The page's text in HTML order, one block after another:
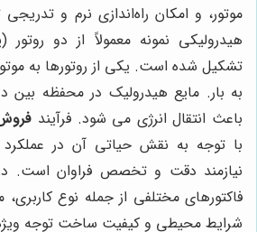
موتور، و امکان راه‌اندازی نرم و
هیدرولیکی نمونه معمولاً از دو
تشکیل شده است. یکی از روتورها به
به بار. مایع هیدرولیک در محفظه بین
باعث انتقال انرژی می شود. فرآیند
با توجه به نقش حیاتی آن در
نیازمند دقت و تخصص فراوان است.
فاکتورهای مختلفی از جمله نوع کاربری،
شرایط محیطی و کیفیت ساخت توجه